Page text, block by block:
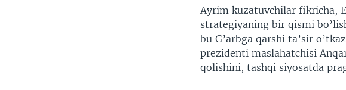
Ayrim kuzatuvchilar fikricha,
strategiyaning bir qismi
bu G’arbga qarshi ta’sir
prezidenti maslahatchisi
qolishini, tashqi siyosatda